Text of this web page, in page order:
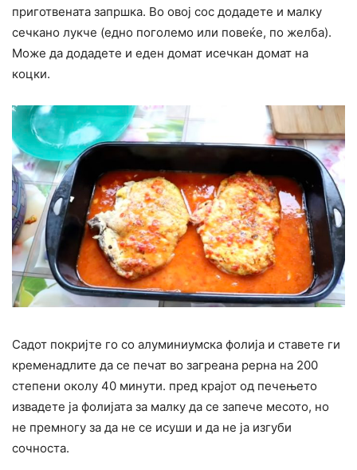
приготвената запршка. Во овој сос додадете и малку
сечкано лукче (едно поголемо или повеќе, по желба).
Може да додадете и еден домат исечкан домат на
коцки.
Садот покријте го со алуминиумска фолија и ставете ги
кременадлите да се печат во загреана рерна на 200
степени околу 40 минути. пред крајот од печењето
извадете ја фолијата за малку да се запече месото, но
не премногу за да не се исуши и да не ја изгуби
сочноста.